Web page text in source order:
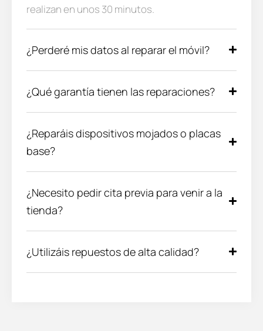
realizan en unos 30 minutos.
¿Perderé mis datos al reparar el móvil?
¿Qué garantía tienen las reparaciones?
¿Reparáis dispositivos mojados o placas
base?
¿Necesito pedir cita previa para venir a la
tienda?
¿Utilizáis repuestos de alta calidad?